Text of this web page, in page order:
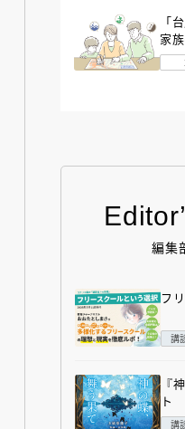
「
家
災
編集
フ
講
『
ト
講